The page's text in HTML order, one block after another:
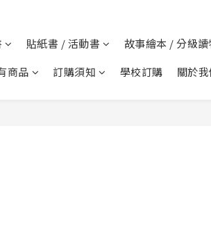
貼紙書 / 活動書 故事繪本 / 分級讀
商品 訂購須知 學校訂購 關於我